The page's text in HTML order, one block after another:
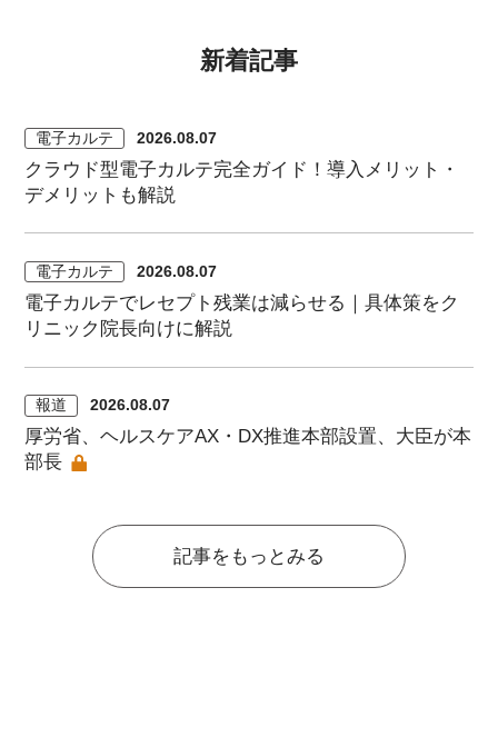
新着記事
電子カルテ 2026.08.07
クラウド型電子カルテ完全ガイド！導入メリット・
デメリットも解説
電子カルテ 2026.08.07
電子カルテでレセプト残業は減らせる｜具体策をク
リニック院長向けに解説
報道 2026.08.07
厚労省、ヘルスケアAX・DX推進本部設置、大臣が本
部長
記事をもっとみる